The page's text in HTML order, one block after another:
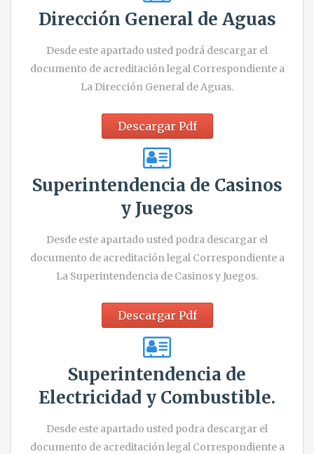
Dirección General de Aguas
Desde este apartado usted podrá descargar el
documento de acreditación legal Correspondiente a
La Dirección General de Aguas.
Descargar Pdf
Superintendencia de Casinos
y Juegos
Desde este apartado usted podra descargar el
documento de acreditación legal Correspondiente a
La Superintendencia de Casinos y Juegos.
Descargar Pdf
Superintendencia de
Electricidad y Combustible.
Desde este apartado usted podra descargar el
documento de acreditación legal Correspondiente a